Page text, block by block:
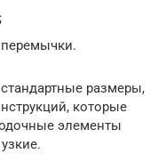
размеры,
которые
элементы